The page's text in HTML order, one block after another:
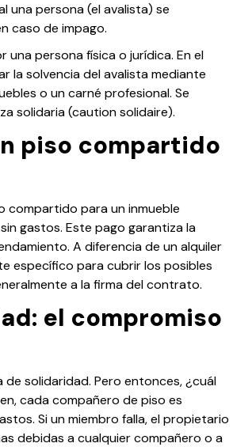
una persona (el avalista) se
caso de impago.
una persona física o jurídica. En el
la solvencia del avalista mediante
o un carné profesional. Se
solidaria (caution solidaire).
piso compartido
compartido para un inmueble
gastos. Este pago garantiza la
A diferencia de un alquiler
específico para cubrir los posibles
a la firma del contrato.
el compromiso
solidaridad. Pero entonces, ¿cuál
cada compañero de piso es
Si un miembro falla, el propietario
debidas a cualquier compañero o a